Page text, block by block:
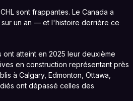
sont frappantes. Le Canada a
un an — et l'histoire derrière ce
ont atteint en 2025 leur deuxième
en construction représentant près
à Calgary, Edmonton, Ottawa,
ont dépassé celles des